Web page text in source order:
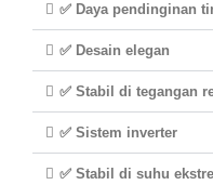
✅ Daya pendinginan
✅ Desain elegan
✅ Stabil di tegangan
✅ Sistem inverter
✅ Stabil di suhu